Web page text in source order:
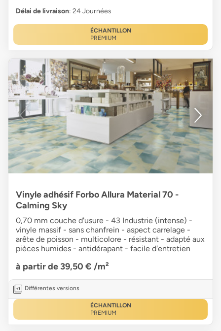
Délai de livraison: 24 Journées
ÉCHANTILLON
PREMIUM
Vinyle adhésif Forbo Allura Material 70 -
Calming Sky
0,70 mm couche d'usure - 43 Industrie (intense) -
vinyle massif - sans chanfrein - aspect carrelage -
arête de poisson - multicolore - résistant - adapté aux
pièces humides - antidérapant - facile d'entretien
à partir de 39,50 € /m²
Différentes versions
ÉCHANTILLON
PREMIUM